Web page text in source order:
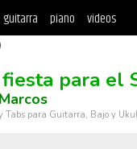
guitarra piano videos
fiesta para el
Tabs para Guitarra, Bajo y